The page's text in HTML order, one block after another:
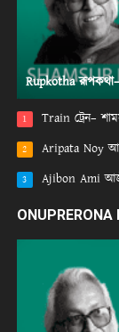
Rupkotha
1 Train ট্রেন–
2 Aripata Noy
3 Ajibon Ami
ONUPRERONA